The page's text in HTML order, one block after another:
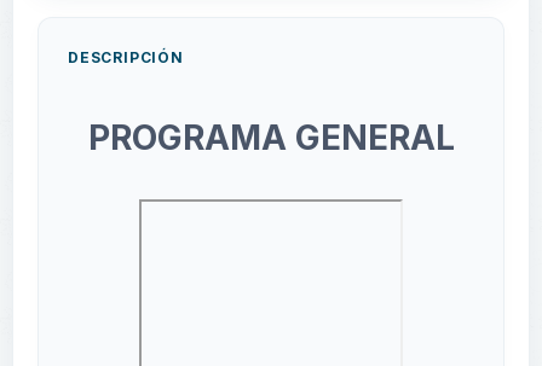
DESCRIPCIÓN
PROGRAMA GENERAL